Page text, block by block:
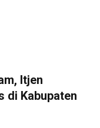
Itjen
di Kabupaten